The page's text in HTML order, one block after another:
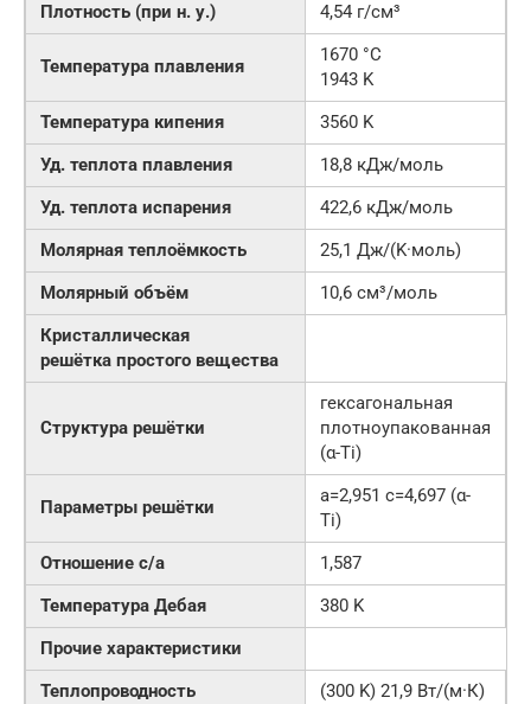
Плотность (при н. у.)
4,54 г/см³
Температура плавления
1670 °C
1943 K
Температура кипения
3560 K
Уд. теплота плавления
18,8 кДж/моль
Уд. теплота испарения
422,6 кДж/моль
Молярная теплоёмкость
25,1 Дж/(K·моль)
Молярный объём
10,6 см³/моль
Кристаллическая
решётка простого вещества
Структура решётки
гексагональная
плотноупакованная
(α-Ti)
Параметры решётки
a=2,951 с=4,697 (α-
Ti)
Отношение c/a
1,587
Температура Дебая
380 K
Прочие характеристики
Теплопроводность
(300 K) 21,9 Вт/(м·К)